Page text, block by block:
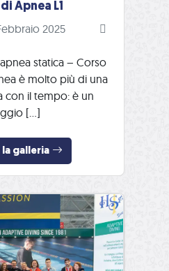
Apnea L1
2025
statica – Corso
è molto più di una
con il tempo: è un
[…]
galleria